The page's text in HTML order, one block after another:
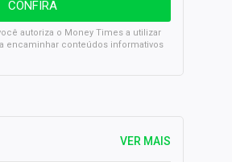
autoriza o Money Times a utilizar
encaminhar conteúdos informativos
SELIC em 14%: A repercussão da decisão sobre os JUROS
VER MAIS